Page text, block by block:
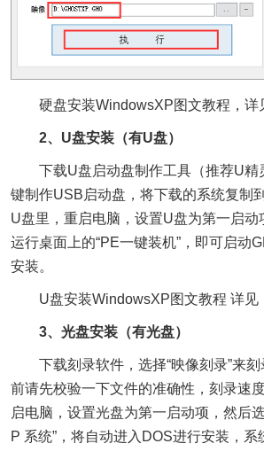
硬盘安装WindowsXP图文教程，详
2、U盘安装（有U盘）
下载U盘启动盘制作工具（推荐U精
键制作USB启动盘，将下载的系统复制
U盘里，重启电脑，设置U盘为第一启动
运行桌面上的“PE一键装机”，即可启动
安装。
U盘安装WindowsXP图文教程 详见
3、光盘安装（有光盘）
下载刻录软件，选择“映像刻录”来刻
前请先校验一下文件的准确性，刻录速
启电脑，设置光盘为第一启动项，然后
P 系统”，将自动进入DOS进行安装，系